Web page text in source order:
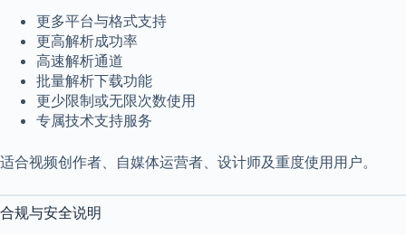
更多平台与格式支持
更高解析成功率
高速解析通道
批量解析下载功能
更少限制或无限次数使用
专属技术支持服务
适合视频创作者、自媒体运营者、设计师及重度使用用户。
合规与安全说明